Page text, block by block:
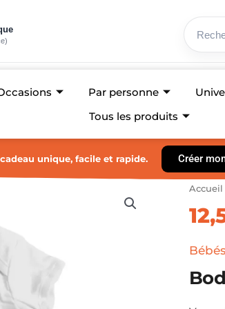
Par personne
Tous les produits
unique, facile et rapide. Créer
Accueil
Bébés